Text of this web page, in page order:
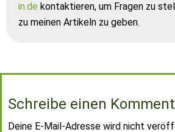
in.de kontaktieren, um Fragen zu
zu meinen Artikeln zu geben.
Schreibe einen
Deine E-Mail-Adresse wird nicht